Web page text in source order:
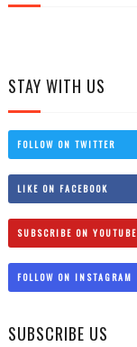
STAY WITH US
FOLLOW ON TWITTER
LIKE ON FACEBOOK
SUBSCRIBE ON YOUTUBE
FOLLOW ON INSTAGRAM
SUBSCRIBE US